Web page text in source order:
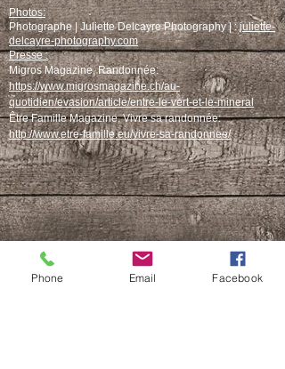
Photos:
Photographe | Juliette Delcayre Photography | :juliette-
delcayre-photography.com
Presse :
Migros Magazine, Randonnée:
https://www.migrosmagazine.ch/au-
quotidien/evasion/article/entre-le-vert-et-le-mineral
Être Famille Magazine, Vivre sa randonnée:
http://www.etre-famille.eu/vivre-sa-randonnee/
Phone Email Facebook